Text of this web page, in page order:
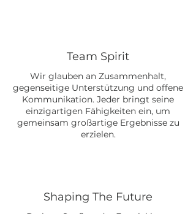
Team Spirit
Wir glauben an Zusammenhalt,
gegenseitige Unterstützung und offene
Kommunikation. Jeder bringt seine
einzigartigen Fähigkeiten ein, um
gemeinsam großartige Ergebnisse zu
erzielen.
Shaping The Future